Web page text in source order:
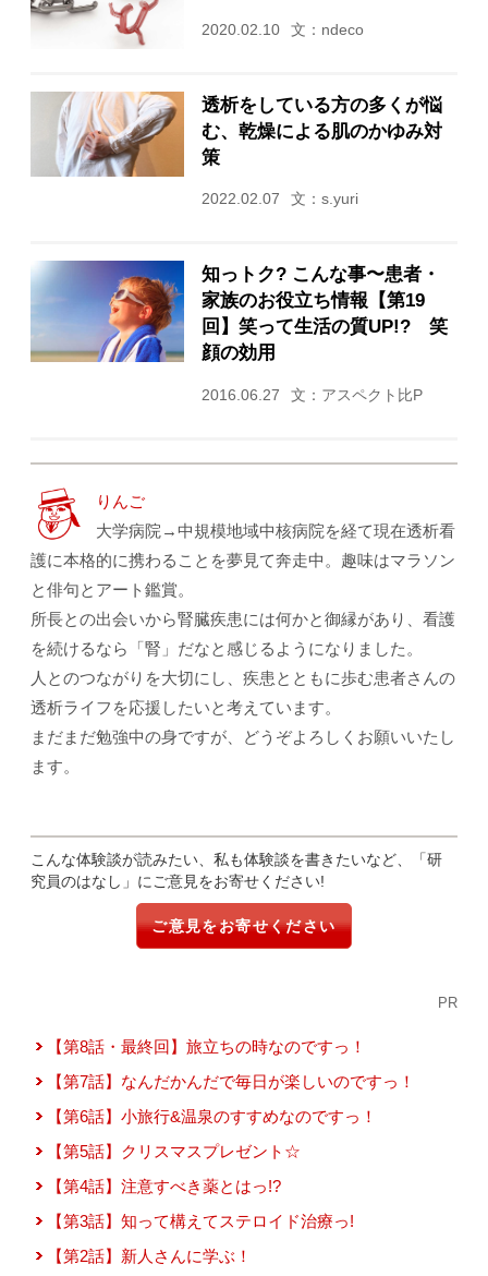
2020.02.10 文：ndeco
透析をしている方の多くが悩
む、乾燥による肌のかゆみ対
策
2022.02.07 文：s.yuri
知っトク? こんな事〜患者・
家族のお役立ち情報【第19
回】笑って生活の質UP!? 笑
顔の効用
2016.06.27 文：アスペクト比P
りんご
大学病院→中規模地域中核病院を経て現在透析看
護に本格的に携わることを夢見て奔走中。趣味はマラソン
と俳句とアート鑑賞。
所長との出会いから腎臓疾患には何かと御縁があり、看護
を続けるなら「腎」だなと感じるようになりました。
人とのつながりを大切にし、疾患とともに歩む患者さんの
透析ライフを応援したいと考えています。
まだまだ勉強中の身ですが、どうぞよろしくお願いいたし
ます。
こんな体験談が読みたい、私も体験談を書きたいなど、「研
究員のはなし」にご意見をお寄せください!
ご意見をお寄せください
PR
【第8話・最終回】旅立ちの時なのですっ！
【第7話】なんだかんだで毎日が楽しいのですっ！
【第6話】小旅行&温泉のすすめなのですっ！
【第5話】クリスマスプレゼント☆
【第4話】注意すべき薬とはっ!?
【第3話】知って構えてステロイド治療っ!
【第2話】新人さんに学ぶ！